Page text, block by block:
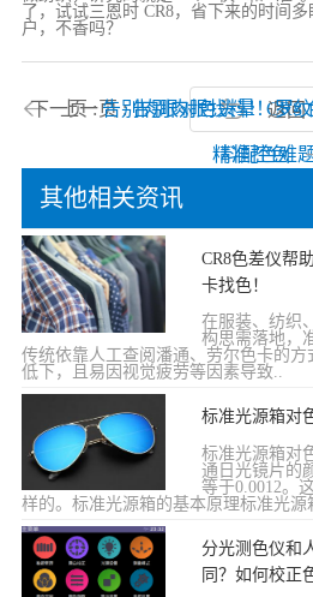
了，试试三恩时 CR8，省下来的时间
户，不香吗？
上一页 :告别肉眼找料！CR8
料配色难
返回
下一页 :告别肉眼对色头晕！罗
精准控色
其他相关资讯
CR8色差仪帮
卡找色！
在服装、纺织
构思需落地，
传统依靠人工查阅潘通、劳尔色卡的
低下，且易因视觉疲劳等因素导致..
标准光源箱对
标准光源箱对
通日光镜片的
等于0.0012。
样的。标准光源箱的基本原理标准光源
分光测色仪和
同？如何校正